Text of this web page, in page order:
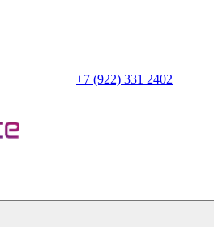
+7 (922) 331 2402